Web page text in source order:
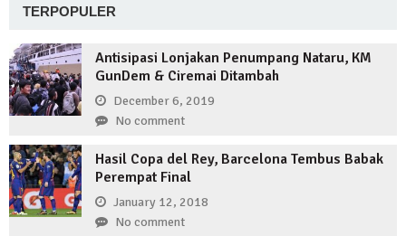
TERPOPULER
Antisipasi Lonjakan Penumpang Nataru, KM
GunDem & Ciremai Ditambah
December 6, 2019
No comment
Hasil Copa del Rey, Barcelona Tembus Babak
Perempat Final
January 12, 2018
No comment